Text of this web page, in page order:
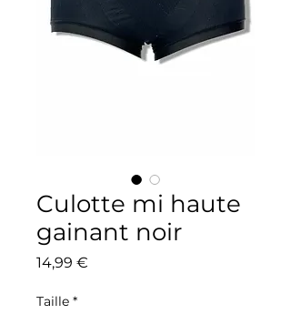
Culotte mi haute
gainant noir
14,99 €
Taille *